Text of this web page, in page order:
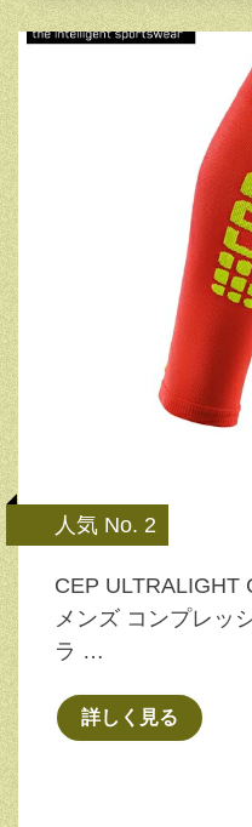
人気 No. 2
CEP ULTRALIGHT
メンズ コンプレッ
ラ …
詳しく見る